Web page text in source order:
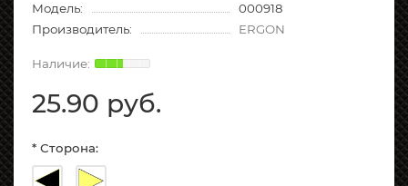
Модель:
000918
Производитель:
ERGON
25.90 руб.
* Сторона: